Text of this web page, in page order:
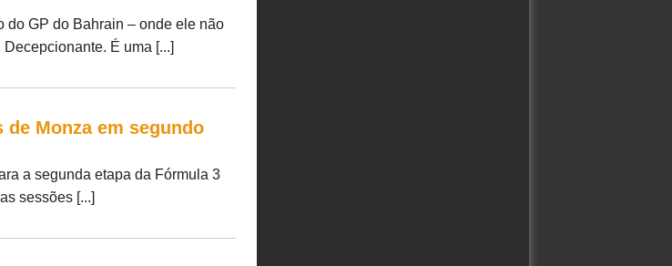
do GP do Bahrain – onde ele não
É uma [...]
Monza em segundo
a segunda etapa da Fórmula 3
sessões [...]